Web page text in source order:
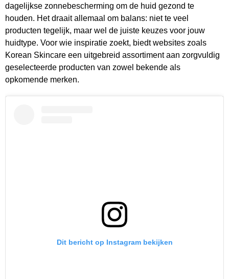
dagelijkse zonnebescherming om de huid gezond te
houden. Het draait allemaal om balans: niet te veel
producten tegelijk, maar wel de juiste keuzes voor jouw
huidtype. Voor wie inspiratie zoekt, biedt websites zoals
Korean Skincare een uitgebreid assortiment aan zorgvuldig
geselecteerde producten van zowel bekende als
opkomende merken.
Dit bericht op Instagram bekijken